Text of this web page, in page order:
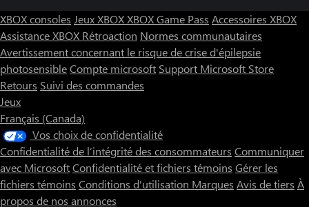
XBOX consoles Jeux XBOXXBOX Game Pass Accessoires XBOX
Assistance XBOX Rétroaction Normes communautaires
Avertissement concernant le risque de crise d'épilepsie
photosensibleCompte microsoft Support Microsoft Store
Retours Suivi des commandes
Jeux
Français (Canada)
Vos choix de confidentialité
Confidentialité de l’intégrité des consommateurs Communiquer
avec MicrosoftConfidentialité et fichiers témoins Gérer les
fichiers témoins Conditions d'utilisation Marques Avis de tiers À
propos de nos annonces